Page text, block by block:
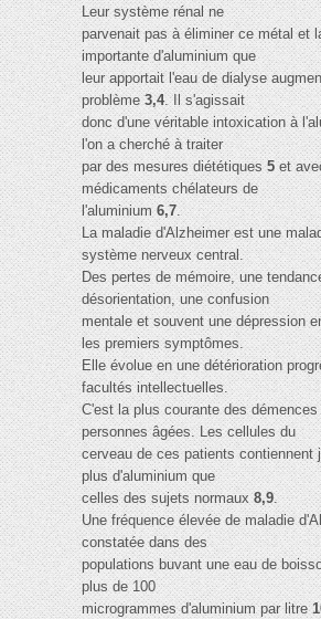
Leur système rénal ne
parvenait pas à éliminer ce métal et
importante d'aluminium que
leur apportait l'eau de dialyse
problème3,4. Il s'agissait
donc d'une véritable intoxication à
l'on a cherché à traiter
par des mesures diététiques5et
médicaments chélateurs de
l'aluminium6,7.
La maladie d'Alzheimer est une
système nerveux central.
Des pertes de mémoire, une
désorientation, une confusion
mentale et souvent une dépression
les premiers symptômes.
Elle évolue en une détérioration
facultés intellectuelles.
C'est la plus courante des démences
personnes âgées. Les cellules du
cerveau de ces patients contiennent
plus d'aluminium que
celles des sujets normaux8,9.
Une fréquence élevée de maladie
constatée dans des
populations buvant une eau de
plus de 100
microgrammes d'aluminium par litre